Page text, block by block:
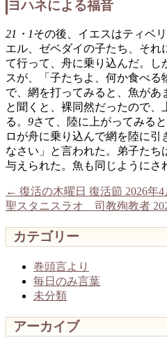
ヨハネによる福音
21・1その後、イエスはティベ
エル、ゼベダイの子たち、それ
て行って、舟に乗り込んだ。し
スが、「子たちよ、何か食べる
で、網を打ってみると、魚があ
と聞くと、裸同然だったので、
る。 9さて、陸に上がってみる
ロが舟に乗り込んで網を陸に
なさい」と言われた。弟子たち
与えられた。魚も同じようにさ
← 復活の木曜日 復活節 2026年4
聖スタニスラオ 司教殉教者
カテゴリー
巻頭言より
毎日のみ言葉
未分類
アーカイブ